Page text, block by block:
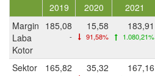
2019 2020 2021
Margin
Laba
Kotor
185,08
-
15,58
91,58%
183,91
1.080,21%
Sektor 165,82 35,32 167,16